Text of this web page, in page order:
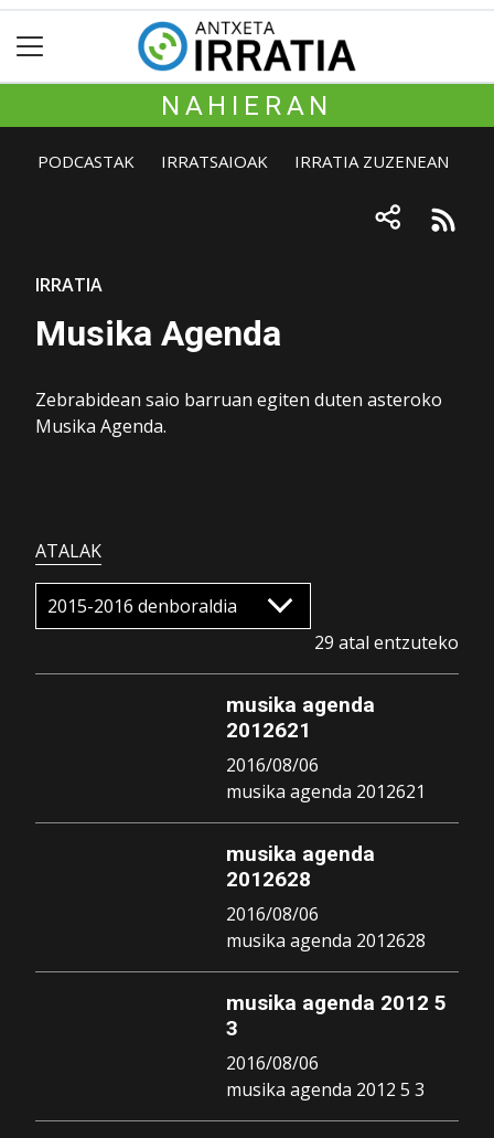
NAHIERAN
PODCASTAK IRRATSAIOAK IRRATIA ZUZENEAN
IRRATIA
Musika Agenda
Zebrabidean saio barruan egiten duten asteroko
Musika Agenda.
ATALAK
29 atal entzuteko
musika agenda
2012621
2016/08/06
musika agenda 2012621
musika agenda
2012628
2016/08/06
musika agenda 2012628
musika agenda 2012 5
3
2016/08/06
musika agenda 2012 5 3